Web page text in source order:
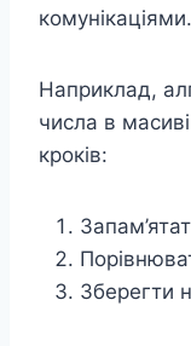
комунікаціями.
Наприклад,
числа в
кроків:
Зберегти